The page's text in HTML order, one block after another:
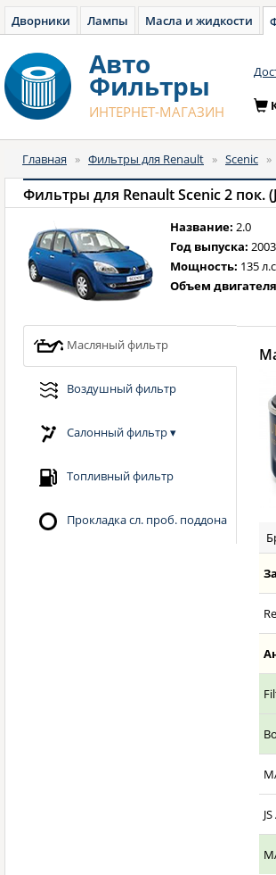
Дворники Лампы Масла и жидкости
Авто
Фильтры
ИНТЕРНЕТ-МАГАЗИН
Главная » Фильтры для Renault » Scenic »
Фильтры для Renault Scenic 2 пок.
Название: 2.0
Год выпуска:
Мощность: 135
Объем
Масляный фильтр
Воздушный фильтр
Салонный фильтр▾
Топливный фильтр
Прокладка сл. проб. поддона